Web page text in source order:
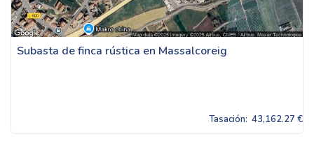
Subasta de finca rústica en Massalcoreig
Tasación: 43,162.27 €